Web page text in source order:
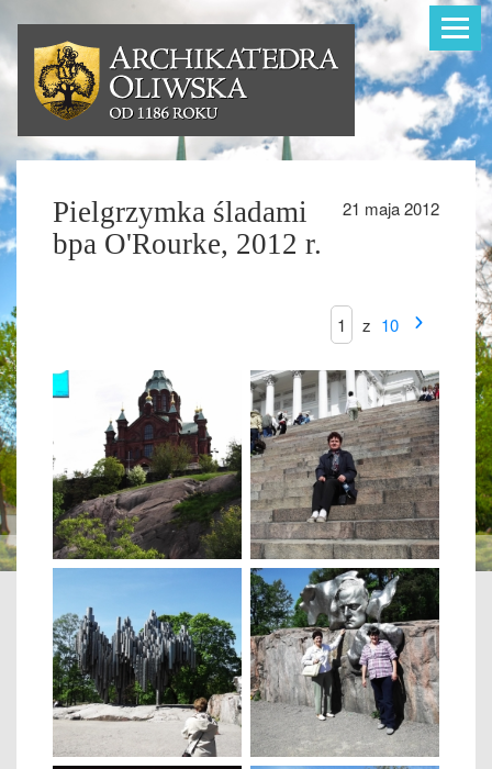
Toggle
21 maja 2012
Pielgrzymka śladami
bpa O'Rourke, 2012 r.
z 10